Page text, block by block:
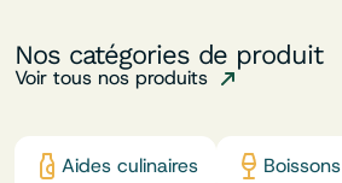
Nos catégories de produit
Voir tous nos produits
Aides culinaires Boissons